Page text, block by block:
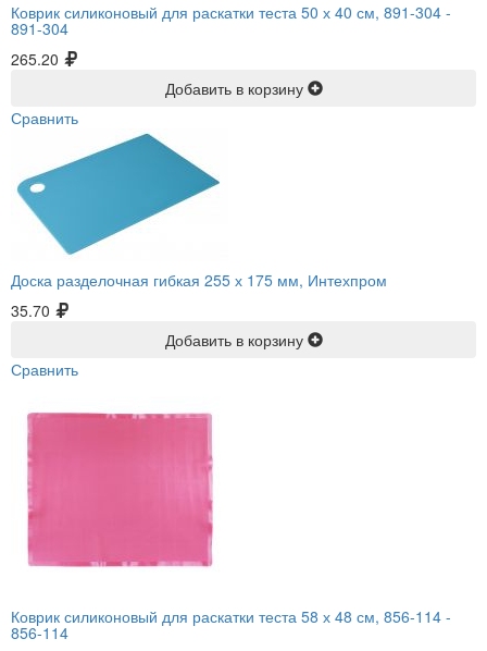
Коврик силиконовый для раскатки теста 50 х 40 см, 891-304 -
891-304
265.20
Добавить в корзину
Сравнить
Доска разделочная гибкая 255 х 175 мм, Интехпром
35.70
Добавить в корзину
Сравнить
Коврик силиконовый для раскатки теста 58 х 48 см, 856-114 -
856-114